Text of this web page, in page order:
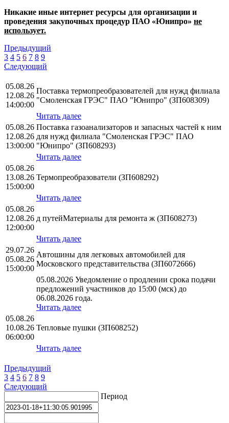
Никакие иные интернет ресурсы для организации и
проведения закупочных процедур ПАО «Юнипро» не
использует.
Предыдущий
3 4 5 6 7 8 9
Следующий
05.08.26
12.08.26
14:00:00
Поставка термопреобразователей для нужд филиала
"Смоленская ГРЭС" ПАО "Юнипро" (ЗП608309)
Читать далее
05.08.26
12.08.26
13:00:00
Поставка газоанализаторов и запасных частей к ним
для нужд филиала "Смоленская ГРЭС" ПАО
"Юнипро" (ЗП608293)
Читать далее
05.08.26
13.08.26
15:00:00
Термопреобразователи (ЗП608292)
Читать далее
05.08.26
12.08.26
12:00:00
д путейМатериалы для ремонта ж (ЗП608273)
Читать далее
29.07.26
05.08.26
15:00:00
Автошины для легковых автомобилей для
Московского представительства (ЗП6072666)
05.08.2026 Уведомление о продлении срока подачи
предложений участников до 15:00 (мск) до
06.08.2026 года.
Читать далее
05.08.26
10.08.26
06:00:00
Тепловые пушки (ЗП608252)
Читать далее
Предыдущий
3 4 5 6 7 8 9
Следующий
Период